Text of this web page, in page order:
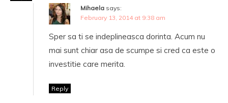
Mihaela says:
February 13, 2014 at 9:38 am
Sper sa ti se indeplineasca dorinta. Acum nu
mai sunt chiar asa de scumpe si cred ca este o
investitie care merita.
Reply